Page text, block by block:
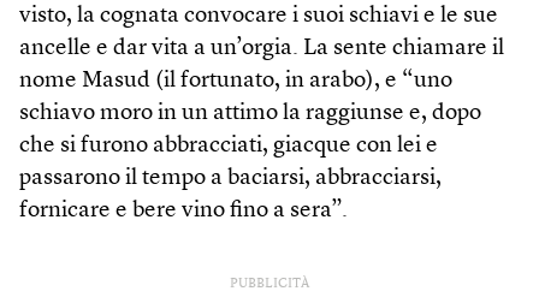
visto, la cognata convocare i suoi schiavi e le sue
ancelle e dar vita a un’orgia. La sente chiamare il
nome Masud (il fortunato, in arabo), e “uno
schiavo moro in un attimo la raggiunse e, dopo
che si furono abbracciati, giacque con lei e
passarono il tempo a baciarsi, abbracciarsi,
fornicare e bere vino fino a sera”.
PUBBLICITÀ